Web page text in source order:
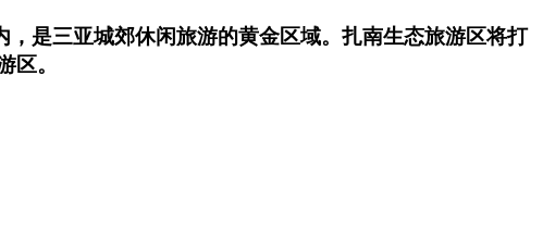
是三亚城郊休闲旅游的黄金区域。扎南生态旅游区将打
区。